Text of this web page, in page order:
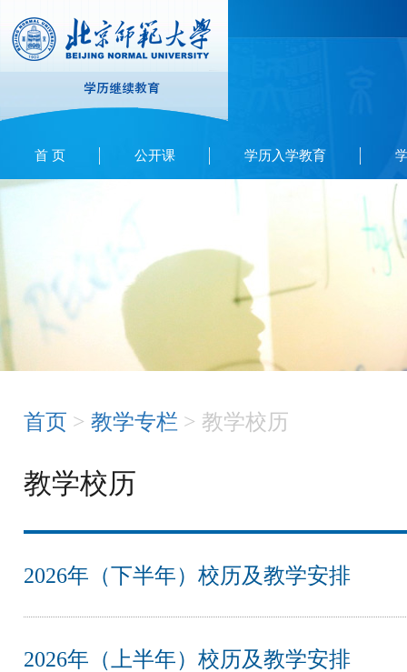
首 页 公开课 学历入学教育
首页 > 教学专栏 > 教学校历
教学校历
2026年（下半年）校历及教学安排
2026年（上半年）校历及教学安排